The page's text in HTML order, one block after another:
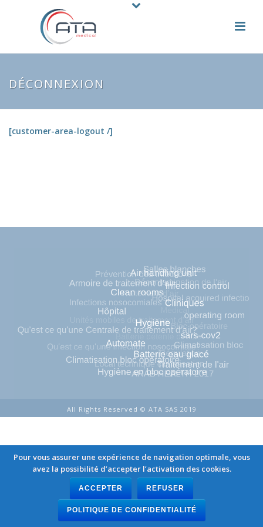
DÉCONNEXION
[customer-area-logout /]
All Rights Reserved © ATA SAS 2019
Pour vous assurer une expérience de navigation optimale, vous
avez la possibilité d’accepter l’activation des cookies.
ACCEPTER REFUSER
POLITIQUE DE CONFIDENTIALITÉ